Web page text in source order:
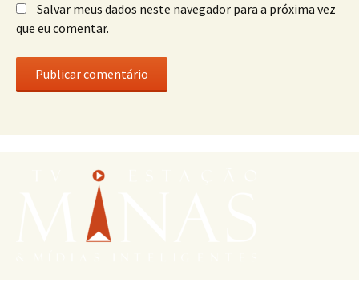
Salvar meus dados neste navegador para a próxima vez
que eu comentar.